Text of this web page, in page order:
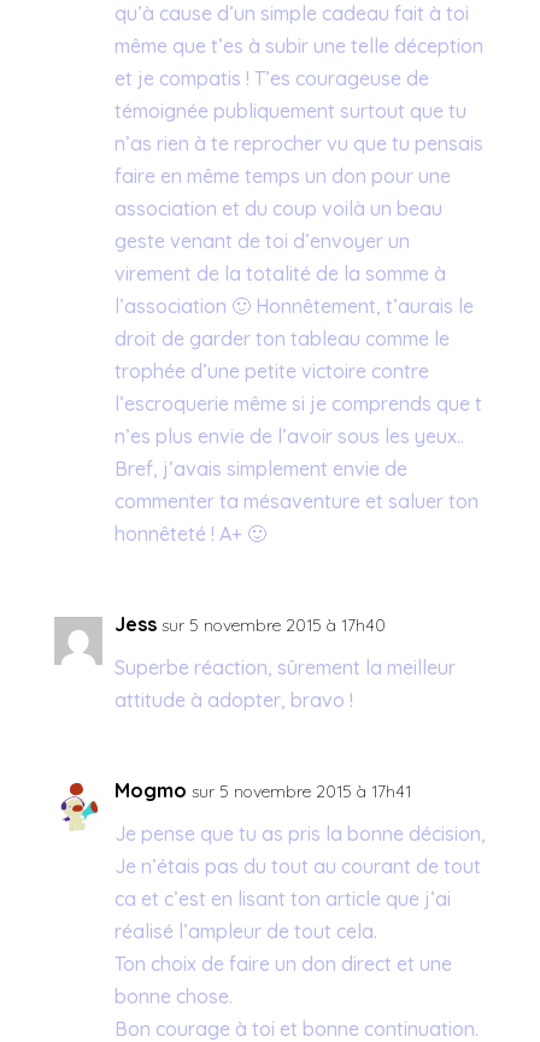
qu’à cause d’un simple cadeau fait à toi
même que t’es à subir une telle déception
et je compatis ! T’es courageuse de
témoignée publiquement surtout que tu
n’as rien à te reprocher vu que tu pensais
faire en même temps un don pour une
association et du coup voilà un beau
geste venant de toi d’envoyer un
virement de la totalité de la somme à
l’association 🙂 Honnêtement, t’aurais le
droit de garder ton tableau comme le
trophée d’une petite victoire contre
l’escroquerie même si je comprends que t
n’es plus envie de l’avoir sous les yeux..
Bref, j’avais simplement envie de
commenter ta mésaventure et saluer ton
honnêteté ! A+ 🙂
Jess sur 5 novembre 2015 à 17h40
Superbe réaction, sûrement la meilleur
attitude à adopter, bravo !
Mogmo sur 5 novembre 2015 à 17h41
Je pense que tu as pris la bonne décision,
Je n’étais pas du tout au courant de tout
ca et c’est en lisant ton article que j’ai
réalisé l’ampleur de tout cela.
Ton choix de faire un don direct et une
bonne chose.
Bon courage à toi et bonne continuation.